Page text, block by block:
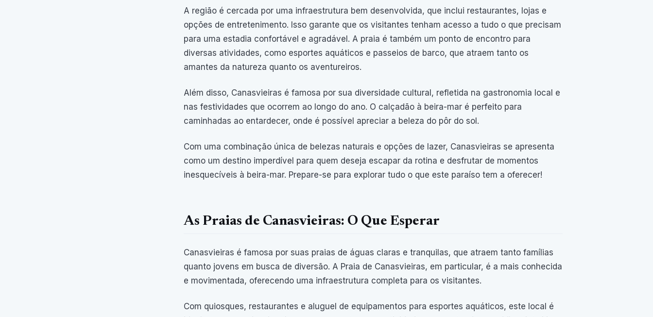
A região é cercada por uma infraestrutura bem desenvolvida, que inclui restaurantes, lojas e
opções de entretenimento. Isso garante que os visitantes tenham acesso a tudo o que precisam
para uma estadia confortável e agradável. A praia é também um ponto de encontro para
diversas atividades, como esportes aquáticos e passeios de barco, que atraem tanto os
amantes da natureza quanto os aventureiros.
Além disso, Canasvieiras é famosa por sua diversidade cultural, refletida na gastronomia local e
nas festividades que ocorrem ao longo do ano. O calçadão à beira-mar é perfeito para
caminhadas ao entardecer, onde é possível apreciar a beleza do pôr do sol.
Com uma combinação única de belezas naturais e opções de lazer, Canasvieiras se apresenta
como um destino imperdível para quem deseja escapar da rotina e desfrutar de momentos
inesquecíveis à beira-mar. Prepare-se para explorar tudo o que este paraíso tem a oferecer!
As Praias de Canasvieiras: O Que Esperar
Canasvieiras é famosa por suas praias de águas claras e tranquilas, que atraem tanto famílias
quanto jovens em busca de diversão. A Praia de Canasvieiras, em particular, é a mais conhecida
e movimentada, oferecendo uma infraestrutura completa para os visitantes.
Com quiosques, restaurantes e aluguel de equipamentos para esportes aquáticos, este local é